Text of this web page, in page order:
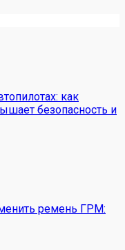
как
безопасность и
ремень ГРМ: